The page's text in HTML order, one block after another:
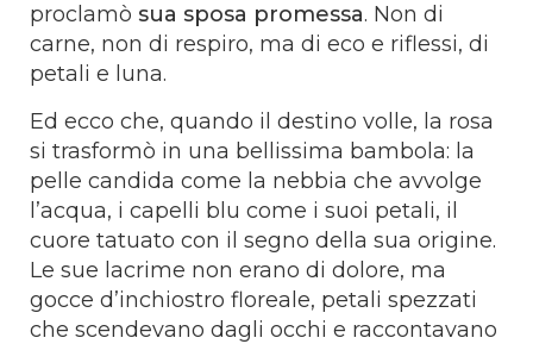
proclamò sua sposa promessa. Non di
carne, non di respiro, ma di eco e riflessi, di
petali e luna.
Ed ecco che, quando il destino volle, la rosa
si trasformò in una bellissima bambola: la
pelle candida come la nebbia che avvolge
l’acqua, i capelli blu come i suoi petali, il
cuore tatuato con il segno della sua origine.
Le sue lacrime non erano di dolore, ma
gocce d’inchiostro floreale, petali spezzati
che scendevano dagli occhi e raccontavano